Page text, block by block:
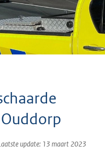
update: 13 maart 2023